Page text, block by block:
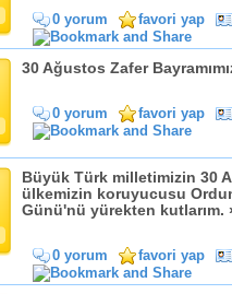
0 yorum favori yap
30 Ağustos Zafer
0 yorum favori yap
Büyük Türk milletimizin 30
ülkemizin koruyucusu
Günü'nü yürekten kutlarım.
0 yorum favori yap